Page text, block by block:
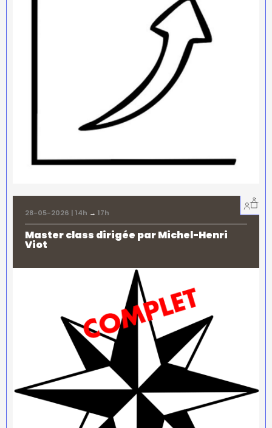
28-05-2026 | 14h → 17h
Master class dirigée par Michel-Henri
Viot